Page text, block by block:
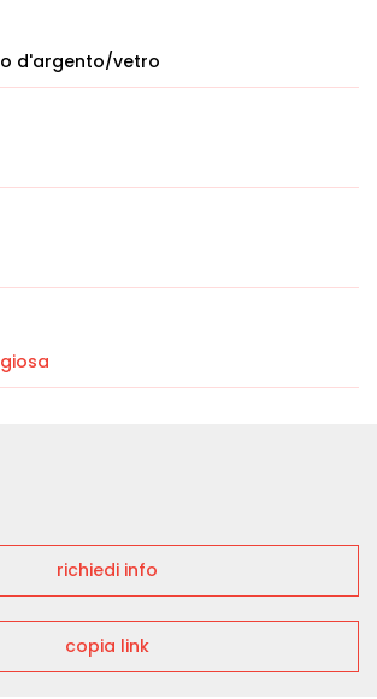
d'argento/vetro
richiedi info
copia link